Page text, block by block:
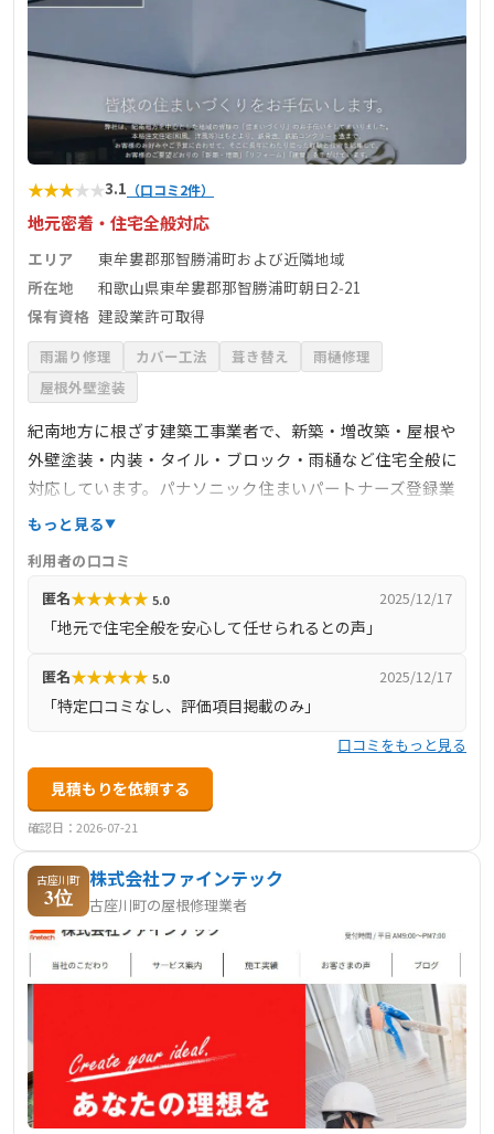
★★★★★3.1 （口コミ2件）
地元密着・住宅全般対応
エリア
東牟婁郡那智勝浦町および近隣地域
所在地
和歌山県東牟婁郡那智勝浦町朝日2‑21
保有資格 建設業許可取得
雨漏り修理 カバー工法 葺き替え
雨樋修理
屋根外壁塗装
紀南地方に根ざす建築工事業者で、新築・増改築・屋根や
外壁塗装・内装・タイル・ブロック・雨樋など住宅全般に
対応しています。パナソニック住まいパートナーズ登録業
者として、お客様の暮らしに寄り添った提案と施工を提
取得しているため安心して任せられます。
もっと見る
利用者の口コミ
匿名★★★★★ 5.0 2025/12/17
「地元で住宅全般を安心して任せられるとの声」
匿名★★★★★ 5.0 2025/12/17
「特定口コミなし、評価項目掲載のみ」
口コミをもっと見る
見積もりを依頼する
確認日：2026-07-21
古座川町
3位
株式会社ファインテック
古座川町の屋根修理業者